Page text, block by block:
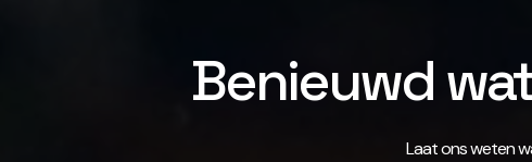
Benieuwd
Laat ons weten